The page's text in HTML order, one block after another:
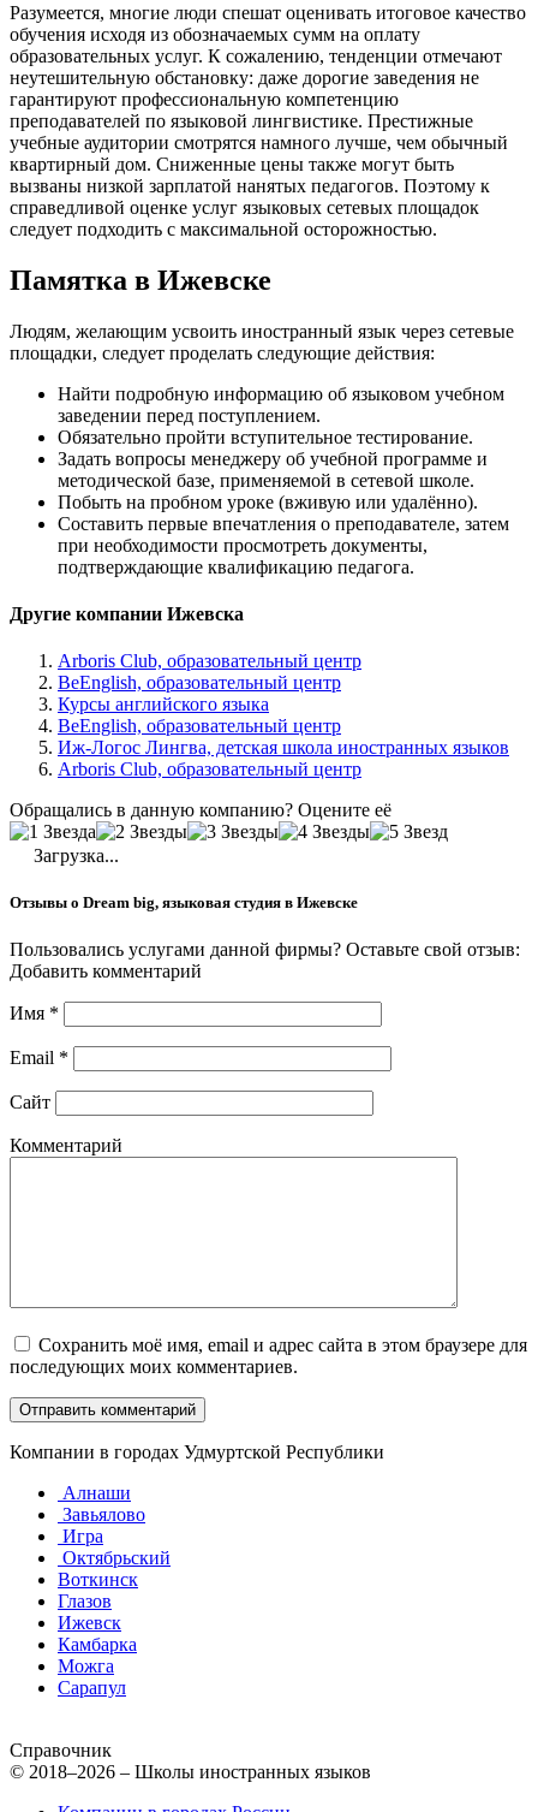
Разумеется, многие люди спешат оценивать итоговое качество
обучения исходя из обозначаемых сумм на оплату
образовательных услуг. К сожалению, тенденции отмечают
неутешительную обстановку: даже дорогие заведения не
гарантируют профессиональную компетенцию
преподавателей по языковой лингвистике. Престижные
учебные аудитории смотрятся намного лучше, чем обычный
квартирный дом. Сниженные цены также могут быть
вызваны низкой зарплатой нанятых педагогов. Поэтому к
справедливой оценке услуг языковых сетевых площадок
следует подходить с максимальной осторожностью.
Памятка в Ижевске
Людям, желающим усвоить иностранный язык через сетевые
площадки, следует проделать следующие действия:
Найти подробную информацию об языковом учебном
заведении перед поступлением.
Обязательно пройти вступительное тестирование.
Задать вопросы менеджеру об учебной программе и
методической базе, применяемой в сетевой школе.
Побыть на пробном уроке (вживую или удалённо).
Составить первые впечатления о преподавателе, затем
при необходимости просмотреть документы,
подтверждающие квалификацию педагога.
Другие компании Ижевска
Arboris Club, образовательный центр
BeEnglish, образовательный центр
Курсы английского языка
BeEnglish, образовательный центр
Иж-Логос Лингва, детская школа иностранных языков
Arboris Club, образовательный центр
Обращались в данную компанию? Оцените её
Загрузка...
Отзывы о Dream big, языковая студия в Ижевске
Пользовались услугами данной фирмы? Оставьте свой отзыв:
Добавить комментарий
Имя *
Email *
Сайт
Комментарий
Сохранить моё имя, email и адрес сайта в этом браузере для
последующих моих комментариев.
Компании в городах Удмуртской Республики
Алнаши
Завьялово
Игра
Октябрьский
Воткинск
Глазов
Ижевск
Камбарка
Можга
Сарапул
Справочник
© 2018–2026 – Школы иностранных языков